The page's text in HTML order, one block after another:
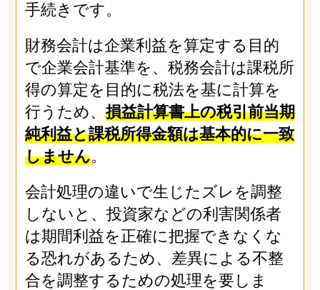
手続きです。
財務会計は企業利益を算定する目的
で企業会計基準を、税務会計は課税所
得の算定を目的に税法を基に計算を
行うため、 損益計算書上の税引前当期
純利益と課税所得金額は基本的に一致
しません。
会計処理の違いで生じたズレを調整
しないと、投資家などの利害関係者
は期間利益を正確に把握できなくな
る恐れがあるため、差異による不整
合を調整するための処理を要しま